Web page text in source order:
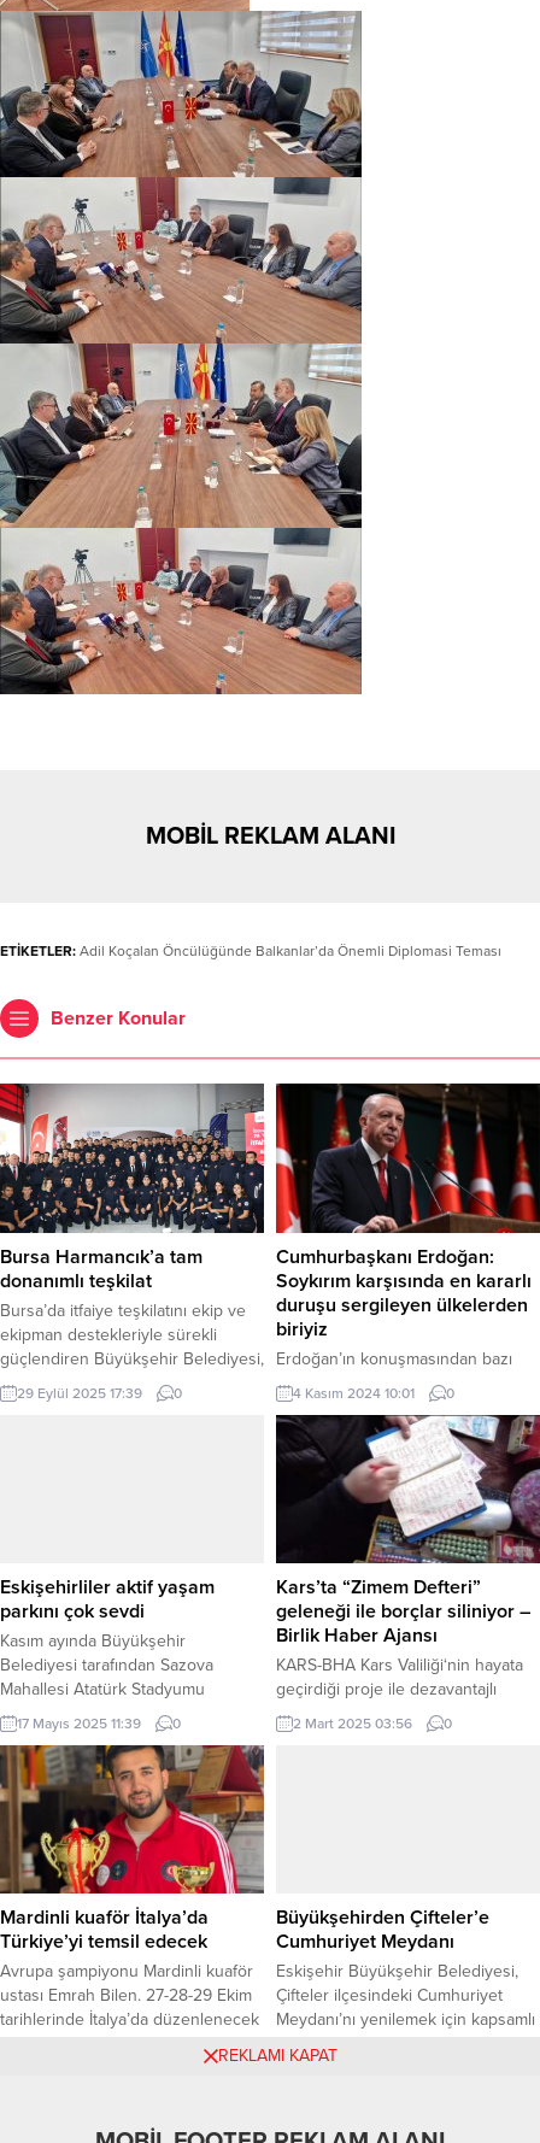
MOBİL REKLAM ALANI
ETİKETLER: Adil Koçalan Öncülüğünde Balkanlar’da Önemli Diplomasi Teması
Benzer Konular
Bursa Harmancık’a tam
donanımlı teşkilat
Bursa’da itfaiye teşkilatını ekip ve
ekipman destekleriyle sürekli
güçlendiren Büyükşehir Belediyesi,
dağ ilçelerinden Harmancık’ta tam
donanımlı yeni itfaiye hizmet
Kent merkezinde olduğu gibi
ilçelerde de...
29 Eylül 2025 17:39 0
Cumhurbaşkanı Erdoğan:
Soykırım karşısında en kararlı
duruşu sergileyen ülkelerden
biriyiz
Erdoğan’ın konuşmasından bazı
satır başları şöyle: “İslam
dünyasının en önemli ekonomik ve
ticari işbirliği platformu olan
İSEDAK’ın 40’ıncı oturumu
münasebetiyle bir araya gelmiş
bulunuyoruz. Her birinize hoş
geldiniz, safalar getirdiniz diyorum.
Burada alınacak kararların, çıkacak
sonuçların bütün İSEDAK üyesi
ülkeler için hayırlara vesile olmasını
rabbimden niyaz ediyorum. 40 yıl
süresince...
4 Kasım 2024 10:01 0
Eskişehirliler aktif yaşam
parkını çok sevdi
Kasım ayında Büyükşehir
Belediyesi tarafından Sazova
Mahallesi Atatürk Stadyumu
yakınında bulunan ve 45 bin
metrekare alana açılan Aktif Yaşam
Parkı büyük ilgi görüyor. ESKİŞEHİR
(İGFA) – Büyükşehir Belediyesi
Çocuk Hakları Birimi tarafından
düzenlenen renkli atölyelere ev
sahipliği yapan park, çocukların
gelişimine katkı sağlarken,
yetişkinler için de birçok dinlenme
ve etkinlik...
17 Mayıs 2025 11:39 0
Kars’ta “Zimem Defteri”
geleneği ile borçlar siliniyor –
Birlik Haber Ajansı
KARS-BHA Kars Valiliği‘nin hayata
geçirdiği proje ile dezavantajlı
mahallelerdeki bakkallara ödeme
güçlüğü çeken vatandaşlarımızın
hesaplanıp ödemeleri yapıldıktan
sonra, tutanak karşılığı defterler
teslim alınıyor. Daha sonra
hayırsever iş insanlarının
desteğiyle ihtiyaç sahiplerinin...
2 Mart 2025 03:56 0
Mardinli kuaför İtalya’da
Türkiye’yi temsil edecek
Avrupa şampiyonu Mardinli kuaför
ustası Emrah Bilen. 27-28-29 Ekim
tarihlerinde İtalya’da düzenlenecek
Türkiye’yi temsil edecek. Şehmus
Büyükşehirden Çifteler’e
Cumhuriyet Meydanı
Eskişehir Büyükşehir Belediyesi,
Çifteler ilçesindeki Cumhuriyet
Meydanı’nı yenilemek için kapsamlı
metrekarelik alana yeni oyun
5 Temmuz 2025 10:49
REKLAMI KAPAT